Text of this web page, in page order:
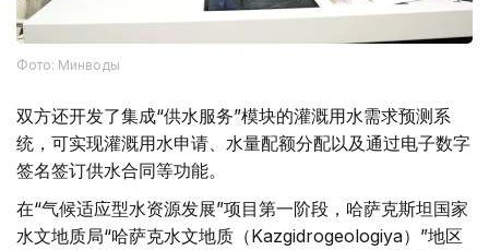
Фото: Минводы
双方还开发了集成“供水服务”模块的灌溉用水需求预测系
统，可实现灌溉用水申请、水量配额分配以及通过电子数字
签名签订供水合同等功能。
在“气候适应型水资源发展”项目第一阶段，哈萨克斯坦国家
水文地质局“哈萨克水文地质（Kazgidrogeologiya）”地区